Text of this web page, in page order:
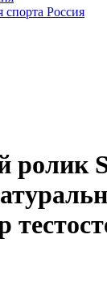
спорта Россия
ролик